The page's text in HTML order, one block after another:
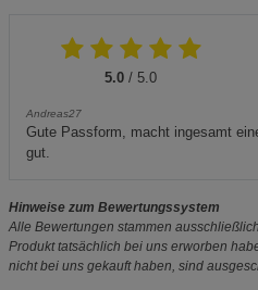
5.0 / 5.0
Andreas27
Gute Passform, macht ingesamt
gut.
Hinweise zum Bewertungssystem
Alle Bewertungen stammen
Produkt tatsächlich bei uns erworben
nicht bei uns gekauft haben, sind